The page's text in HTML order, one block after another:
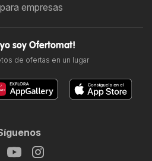
empresas
soy Ofertomat!
de ofertas en un lugar